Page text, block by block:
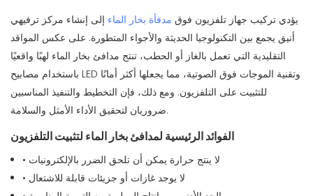
يؤدي تركيب جهاز تلفزيون فوق مدفأة بخار الماء إلى إنشاء مركز ترفيهي
أنيق يجمع بين التكنولوجيا الحديثة والأجواء المتطورة. على عكس المواقد
التقليدية التي تعمل بالغاز أو الحطب، تنتج مدافئ بخار الماء لهبًا واقعيًا
باستخدام مصابيح LED وتقنية الموجات فوق الصوتية، مما يجعلها أكثر أمانًا
للتثبيت على التلفزيون. ومع ذلك، فإن التخطيط والتنفيذ المناسبين
ضروريان لتحقيق الأداء الأمثل والسلامة.
الفوائد الرئيسية لمدافئ بخار الماء لتثبيت التلفزيون
• لا ينتج حرارة يمكن أن تلحق الضرر بالإلكترونيات
• لا يوجد غازات أو جزيئات قابلة للاشتعال